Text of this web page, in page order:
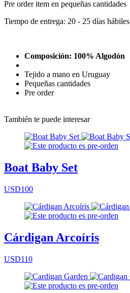
Pre order item en pequeñas cantidades
Tiempo de entrega: 20 - 25 días hábiles
Composición: 100% Algodón
Tejido a mano en Uruguay
Pequeñas cantidades
Pre order
También te puede interesar
Boat Baby Set
USD100
Cárdigan Arcoíris
USD110